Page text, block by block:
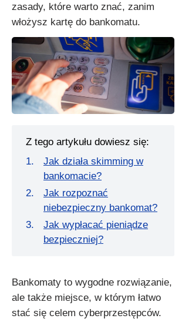
zasady, które warto znać, zanim
włożysz kartę do bankomatu.
Z tego artykułu dowiesz się:
Jak działa skimming w
bankomacie?
Jak rozpoznać
niebezpieczny bankomat?
Jak wypłacać pieniądze
bezpieczniej?
Bankomaty to wygodne rozwiązanie,
ale także miejsce, w którym łatwo
stać się celem cyberprzestępców.